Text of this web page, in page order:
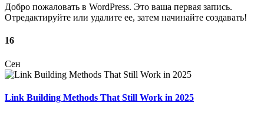
Добро пожаловать в WordPress. Это ваша первая запись.
Отредактируйте или удалите ее, затем начинайте создавать!
16
Сен
Link Building Methods That Still Work in 2025